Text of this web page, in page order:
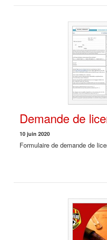
Demande de
10 juin 2020
Formulaire de demande de